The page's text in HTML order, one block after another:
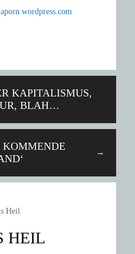
KAPITALISMUS,
BLAH…
→
KOMMENDE
HEIL